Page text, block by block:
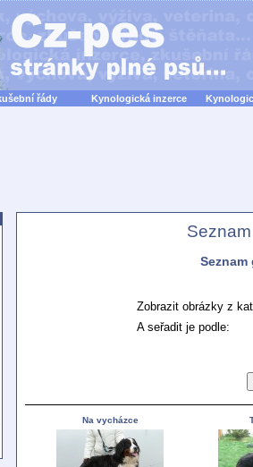
řády Kynologická inzerce
Seznam
Zobrazit obrázky z
A seřadit je podle:
Na vycházce